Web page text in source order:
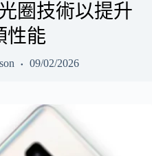
圈技術以提升
性能
09/02/2026